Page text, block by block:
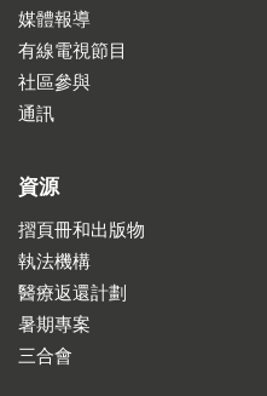
媒體報導
有線電視節目
社區參與
通訊
資源
摺頁冊和出版物
執法機構
醫療返還計劃
暑期專案
三合會